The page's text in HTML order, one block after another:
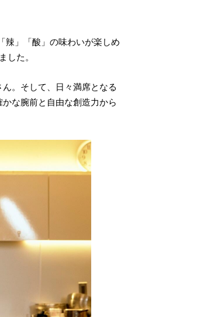
辣」「酸」の味わいが楽しめ
した。
。そして、日々満席となる
な腕前と自由な創造力から